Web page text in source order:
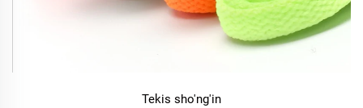
Tekis sho'ng'in